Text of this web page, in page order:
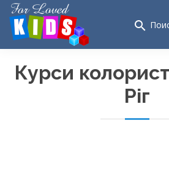
search
Курси
Ріг